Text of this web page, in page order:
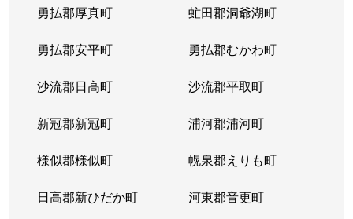
勇払郡厚真町 虻田郡洞爺湖町
勇払郡安平町 勇払郡むかわ町
沙流郡日高町 沙流郡平取町
新冠郡新冠町 浦河郡浦河町
様似郡様似町 幌泉郡えりも町
日高郡新ひだか町 河東郡音更町